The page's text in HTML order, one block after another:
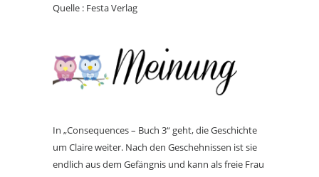
Quelle : Festa Verlag
In „Consequences – Buch 3“ geht, die Geschichte
um Claire weiter. Nach den Geschehnissen ist sie
endlich aus dem Gefängnis und kann als freie Frau